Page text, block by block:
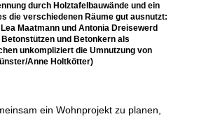
durch Holztafelbauwände und ein
die verschiedenen Räume gut ausnutzt:
Maatmann und Antonia Dreisewerd
und Betonkern als
unkompliziert die Umnutzung von
Anne Holtkötter)
ein Wohnprojekt zu planen,